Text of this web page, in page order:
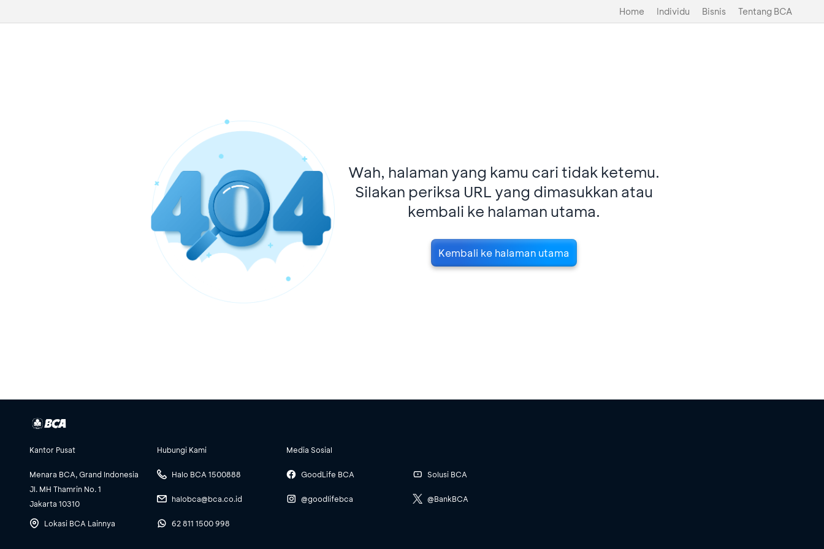
Home Individu Bisnis Tentang BCA
Wah, halaman yang kamu cari tidak ketemu.
Silakan periksa URL yang dimasukkan atau
kembali ke halaman utama.
Kembali ke halaman utama
Kantor Pusat
Menara BCA, Grand Indonesia
Jl. MH Thamrin No. 1
Jakarta 10310
Lokasi BCA Lainnya
Hubungi Kami
Halo BCA 1500888
halobca@bca.co.id
62 811 1500 998
Media Sosial
GoodLife BCA
@goodlifebca
Solusi BCA
@BankBCA